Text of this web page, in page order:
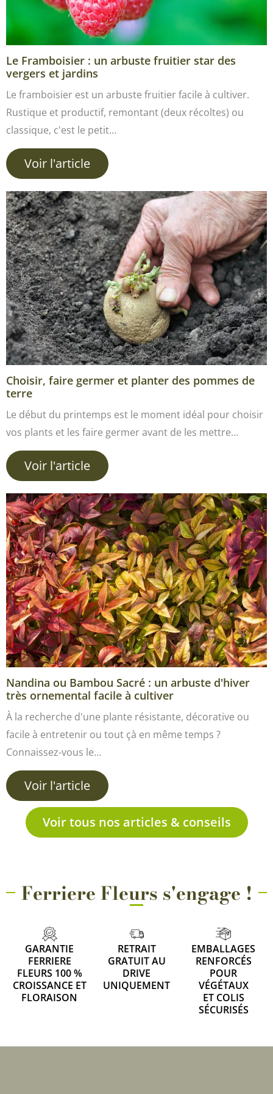
Le Framboisier : un arbuste fruitier star des
vergers et jardins
Le framboisier est un arbuste fruitier facile à cultiver.
Rustique et productif, remontant (deux récoltes) ou
classique, c'est le petit…
Voir l'article
Choisir, faire germer et planter des pommes de
terre
Le début du printemps est le moment idéal pour choisir
vos plants et les faire germer avant de les mettre…
Voir l'article
Nandina ou Bambou Sacré : un arbuste d'hiver
très ornemental facile à cultiver
À la recherche d'une plante résistante, décorative ou
facile à entretenir ou tout çà en même temps ?
Connaissez-vous le…
Voir l'article
Voir tous nos articles & conseils
Ferriere Fleurs s'engage !
GARANTIE
FERRIERE
FLEURS 100 %
CROISSANCE ET
FLORAISON
RETRAIT
GRATUIT AU
DRIVE
UNIQUEMENT
EMBALLAGES
RENFORCÉS
POUR
VÉGÉTAUX
ET COLIS
SÉCURISÉS